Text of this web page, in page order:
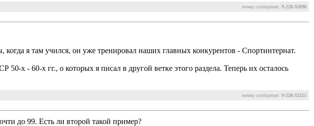
номер сообщения: 9-228-32090
я там учился, он уже тренировал наших главных конкурентов - Спортинтернат.
х - 60-х гг., о которых я писал в другой ветке этого раздела. Теперь их осталось
номер сообщения: 9-228-32255
до 99. Есть ли второй такой пример?